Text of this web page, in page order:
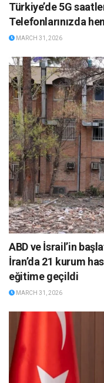
Türkiye’de 5G
Telefonlarınızda
MARCH 31, 2026
ABD ve İsrail’in
İran’da 21 kurum
eğitime geçildi
MARCH 31, 2026